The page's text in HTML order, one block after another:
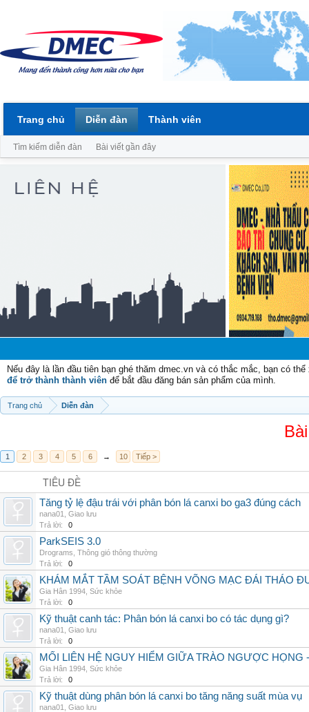
Nếu đây là lần đầu tiên bạn ghé thăm dmec.vn và có thắc mắc, bạn có
để trở thành thành viên để bắt đầu đăng bán sản phẩm của mình.
Trang chủ Diễn đàn
1 2 3 4 5 6 → 10 Tiếp >
TIÊU ĐỀ
Tăng tỷ lệ đậu trái với phân bón lá canxi bo ga3 đúng cách
nana01
Giao lưu
Trả lời:
0
ParkSEIS 3.0
Drograms Thông gió thông thường
Trả lời:
0
KHÁM MẮT TẦM SOÁT BỆNH VÕNG MẠC ĐÁI THÁO
Gia Hân 1994 Sức khỏe
Trả lời:
0
Kỹ thuật canh tác: Phân bón lá canxi bo có tác dụng gì?
nana01
Giao lưu
Trả lời:
0
MỐI LIÊN HỆ NGUY HIỂM GIỮA TRÀO NGƯỢC
Gia Hân 1994 Sức khỏe
Trả lời:
0
Kỹ thuật dùng phân bón lá canxi bo tăng năng suất mùa vụ
nana01
Giao lưu
Trang chủ Diễn đàn
Tìm kiếm diễn đàn Bài viết gần đây
Thành viên